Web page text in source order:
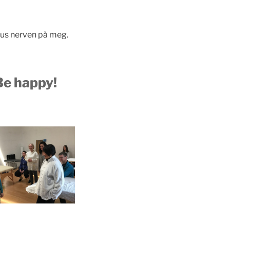
nerven på meg.
happy!